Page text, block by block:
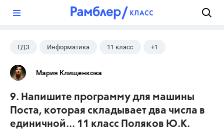
ГДЗ Информатика 11 класс +1
Поляков К.Ю.
Мария Клищенкова
9. Напишите программу для машины
Поста, которая складывает два числа в
единичной... 11 класс Поляков Ю.К.